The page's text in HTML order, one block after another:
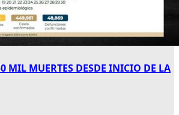
MIL MUERTES DESDE INICIO DE LA